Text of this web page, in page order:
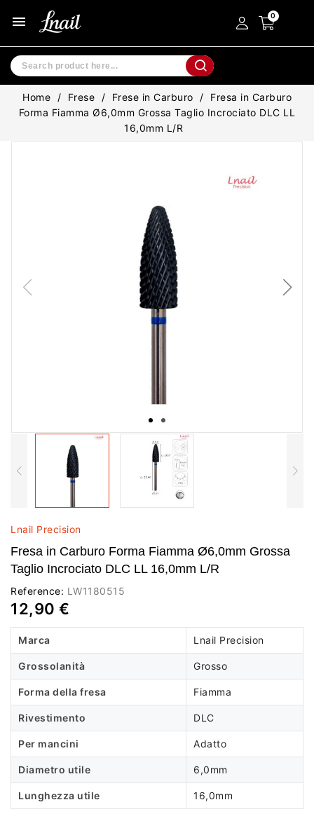
menu
Home Frese Frese in Carburo
Fresa in Carburo
Forma Fiamma Ø6,0mm Grossa Taglio Incrociato DLC LL
16,0mm L/R
Lnail Precision
Fresa in Carburo Forma Fiamma Ø6,0mm Grossa
Taglio Incrociato DLC LL 16,0mm L/R
Reference: LW1180515
12,90 €
Marca Lnail Precision
Grossolanità Grosso
Forma della fresa Fiamma
Rivestimento DLC
Per mancini Adatto
Diametro utile 6,0mm
Lunghezza utile 16,0mm